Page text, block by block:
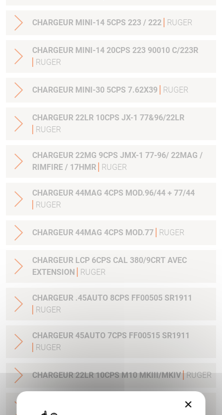
CHARGEUR MINI-14 5CPS 223 / 222 RUGER
CHARGEUR MINI-14 20CPS 223 90010 C/223R
RUGER
CHARGEUR MINI-30 5CPS 7.62X39 RUGER
CHARGEUR 22LR 10CPS JX-1 77&96/22LR
RUGER
CHARGEUR 22MG 9CPS JMX-1 77-96/ 22MAG /
RIMFIRE / 17HMR
RUGER
CHARGEUR 44MAG 4CPS MOD.96/44 + 77/44
RUGER
CHARGEUR 44MAG 4CPS MOD.77 RUGER
CHARGEUR LCP 6CPS CAL 380/9CRT AVEC
EXTENSION
RUGER
CHARGEUR .45AUTO 8CPS FF00505 SR1911
RUGER
CHARGEUR 45AUTO 7CPS FF00515 SR1911
RUGER
CHARGEUR 22LR 10CPS M10 MKIII/MKIV RUGER
CHARGEUR 45 AUTO 10CPS AMERICAN PISTOL
×